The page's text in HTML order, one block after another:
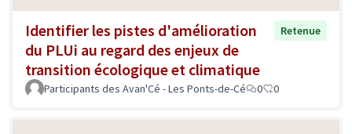
Identifier les pistes d'amélioration
du PLUi au regard des enjeux de
transition écologique et climatique
Retenue
Participants des Avan'Cé - Les Ponts-de-Cé 0 0